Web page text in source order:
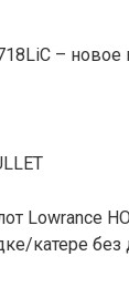
– новое
Lowrance
катере без